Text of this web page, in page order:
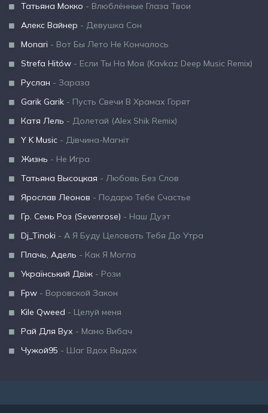
Татьяна Мокко - Влюблённые Глаза Твои
Алекс Вайнер - Девушка Сон
Monari - Вот Бы Лето Не Кончалось
Strefa Hitów - Если Ты На Моя (Kavkaz Deep Music Remix)
Руслан - Зараза
Garik Garik - Пусть Свечи В Храмах Горят
Катя Лель - Долетай (Alex Shik Remix)
Y K Music - Дівчина-Магніт
Жизнь - Не Игра
Татьяна Высоцкая - Любовь Без Слов
Ярослав Леонов - Подарю Тебе Счастье
Гр. Семь Роз (Sevenrose) - Наш Дуэт
Dj_Tinoki - А Я Буду Целовать Тебя До Утра
Плачь, Адель - Как Я Могла
Український Двіж - Рози
Fpw - Воровской Закон
Kile Qweed - Целуй меня
Рай Для Вух - Мамо Вибач
Чужой95 - Шаг Вдох Выдох